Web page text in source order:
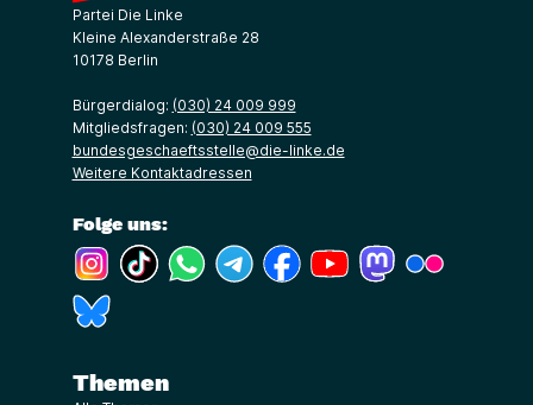
Partei Die Linke
Kleine Alexanderstraße 28
10178 Berlin
Bürgerdialog: (030) 24 009 999
Mitgliedsfragen: (030) 24 009 555
bundesgeschaeftsstelle@die-linke.de
Weitere Kontaktadressen
Folge uns:
(Link öffnet ein neues Fenster)
(Link öffnet ein neues Fenster)
(Link öffnet ein neues Fenster)
(Link öffnet ein neues Fenster)
(Link öffnet ein neues Fenster)
(Link öffnet ein neues
(Link öffnet ein
Themen